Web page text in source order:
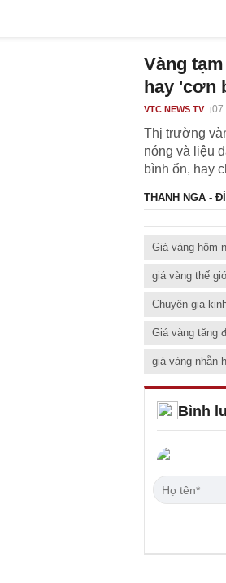
Vàng
hay 'cơn
VTC NEWS TV
Thị trường
nóng và liệu
bình ổn, hay
THANH NGA -
Giá vàng hôm
giá vàng thế
Chuyên gia
Giá vàng tăng
giá vàng nhẫn
Bình